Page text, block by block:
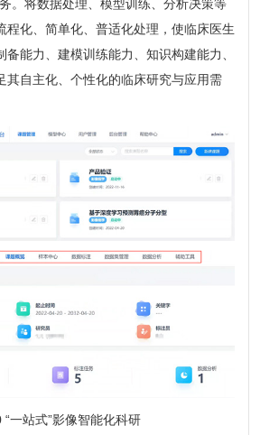
。将数据处理、模型训练、分析决策等
程化、简单化、普适化处理，使临床医生
能力、建模训练能力、知识构建能力、
其自主化、个性化的临床研究与应用需
“一站式”影像智能化科研